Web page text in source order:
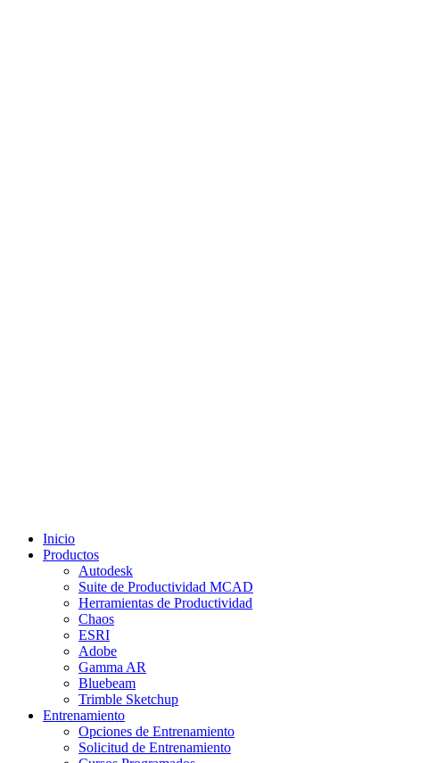
Inicio
Productos
Autodesk
Suite de Productividad MCAD
Herramientas de Productividad
Chaos
ESRI
Adobe
Gamma AR
Bluebeam
Trimble Sketchup
Entrenamiento
Opciones de Entrenamiento
Solicitud de Entrenamiento